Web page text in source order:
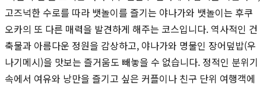
고즈넉한 수로를 따라 뱃놀이를 즐기는 야나가와 뱃놀이는 후쿠
오카의 또 다른 매력을 발견하게 해주는 코스입니다. 역사적인 건
축물과 아름다운 정원을 감상하고, 야나가와 명물인 장어덮밥(우
나기메시)을 맛보는 즐거움도 빼놓을 수 없습니다. 정적인 분위기
속에서 여유와 낭만을 즐기고 싶은 커플이나 친구 단위 여행객에